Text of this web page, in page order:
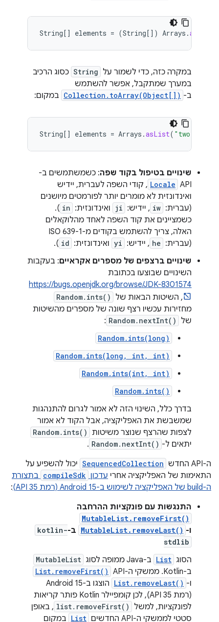
String[] elements = (String[] ) Arrays .asList
במקרה כזה, כדי לשמור על String כסוג הרכיב
במערך שמתקבל, אפשר להשתמש
ב- Collection.toArray(Object[]) במקום:
String[] elements = Arrays .asList( "two"
שינויים בטיפול בקוד שפה: כשמשתמשים ב-
API‏
Locale , קודי השפה לעברית, יידיש
ואינדונזית לא מומרים יותר לפורמטים מיושנים
(עברית: iw , יידיש: ji ואינדונזית: in
).
כשמציינים את קוד השפה לאחד מהלוקאלים
האלה, צריך להשתמש בקודים מ-ISO 639-1
(עברית: he , יידיש: yi ואינדונזית: id
).
שינויים ברצפים של מספרים אקראיים: בעקבות
השינויים שבוצעו בכתובת
https://bugs.openjdk.org/browse/JDK-8301574
, השיטות הבאות של
Random.ints()
מחזירות עכשיו רצף שונה של מספרים מהשיטות
של
Random.nextInt()
:
Random.ints(long)
Random.ints(long, int, int)
Random.ints(int, int)
Random.ints()
בדרך כלל, השינוי הזה לא אמור לגרום להתנהגות
שמשבשת את האפליקציה, אבל הקוד לא אמור
לצפות שהרצף שנוצר משיטות Random.ints()
יתאים ל- Random.nextInt()
.
ה-API החדש
SequencedCollection יכול להשפיע על
התאימות של האפליקציה אחרי עדכון compileSdk בתצורת
ה-build של האפליקציה לשימוש ב-Android 15 (רמת API 35)
:
התנגשות עם פונקציות ההרחבה
MutableList.removeFirst()
ו- MutableList.removeLast() ב-kotlin-
stdlib
הסוג List ב-Java ממופה לסוג MutableList
ב-Kotlin. ממשקי ה-API‏ List.removeFirst()
ו- List.removeLast()
הוצגו ב-Android 15
(רמת API 35), לכן קומפיילר Kotlin פותר קריאות
לפונקציות, למשל
list.removeFirst() , באופן
סטטי לממשקי ה-API החדשים
List במקום